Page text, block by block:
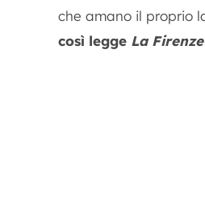
che amano il proprio
così legge La